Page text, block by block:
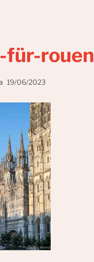
rouen
19/06/2023